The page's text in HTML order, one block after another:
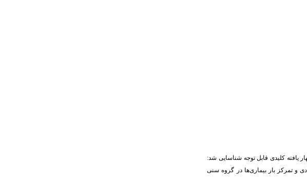
یافته کلیدی قابل توجه شناسایی شد:
و تمرکز بار بیماری‌ها در گروه سنی